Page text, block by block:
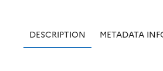
DESCRIPTION METADATA